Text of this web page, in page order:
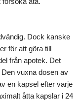
Dock kanske
för att göra till
från apotek. Det
vuxna dosen av
en kapsel efter varje
åtta kapslar i 24